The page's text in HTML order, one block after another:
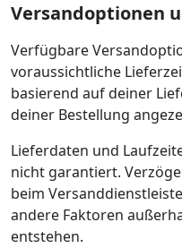
Versandoptionen
Verfügbare
voraussichtliche
basierend auf deiner
deiner Bestellung
Lieferdaten und
nicht garantiert.
beim
andere Faktoren
entstehen.